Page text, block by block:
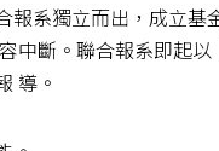
收封時已是傍晚
下刑期者挑人，
報系獨立而出，成立基
中斷。聯合報系即起
導。